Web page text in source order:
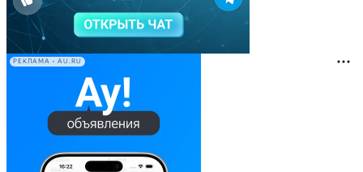
РЕКЛАМА • AU.RU